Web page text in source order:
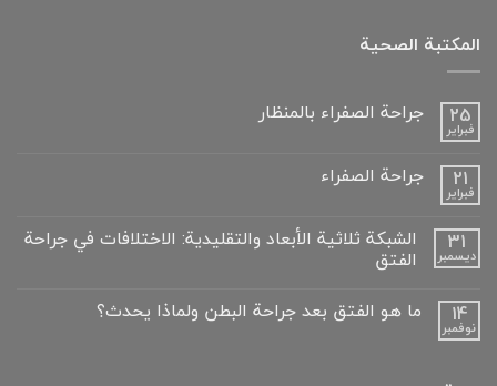
المكتبة الصحية
25
فبراير
جراحة الصفراء بالمنظار
تعليقات
على
جراحة 21
فبراير
جراحة الصفراء
تعليقات
على
جراحة
الصفراء
31
ديسمبر
الشبكة ثلاثية الأبعاد والتقليدية: الاختلافات في جراحة
الفتق
تعليقات 14
نوفمبر
ما هو الفتق بعد جراحة البطن ولماذا يحدث؟